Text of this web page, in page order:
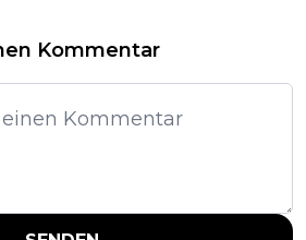
Kommentar